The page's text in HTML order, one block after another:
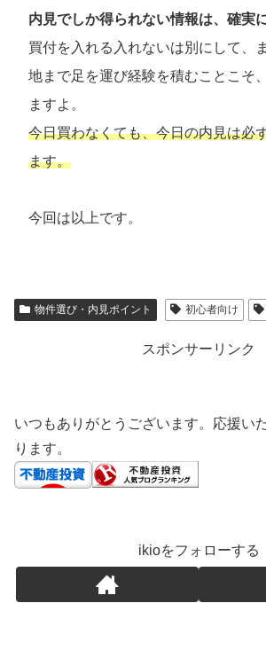
内見でしか得られない情報は、確実
買付を入れる入れないは別にして、
地まで足を運び経験を積むことこそ
ますよ。
今日買わなくても、今日の内見は必
ます。
今回は以上です。
物件選び・内見ポイント 初心者向け
スポンサーリンク
いつもありがとうございます。応援い
ります。
ikioをフォローする